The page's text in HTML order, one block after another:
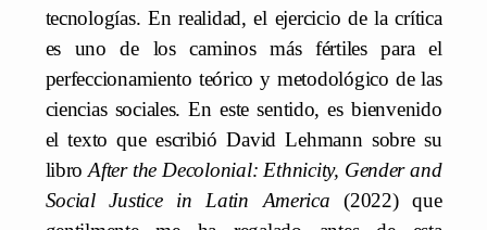
tecnologías. En realidad, el ejercicio de la crítica
es uno de los caminos más fértiles para el
perfeccionamiento teórico y metodológico de las
ciencias sociales. En este sentido, es bienvenido
el texto que escribió David Lehmann sobre su
libroAfter the Decolonial: Ethnicity, Gender and
Social Justice in Latin America (2022) que